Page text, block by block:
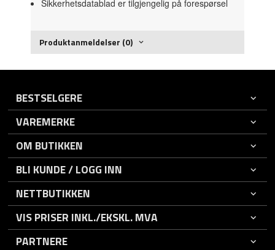
Sikkerhetsdatablad er tilgjengelig på forespørsel
Produktanmeldelser (0)
BESTSELGERE
VAREMERKE
OM BUTIKKEN
BLI KUNDE / LOGG INN
NETTBUTIKKEN
VIS PRISER INKL./EKSKL. MVA
PARTNERE